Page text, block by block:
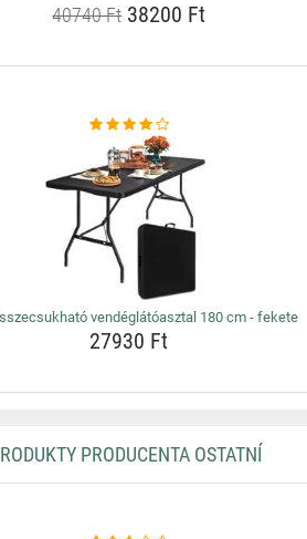
40740 Ft38200 Ft
vendéglátóasztal 180 cm - fekete
27930 Ft
PRODUCENTA OSTATNÍ